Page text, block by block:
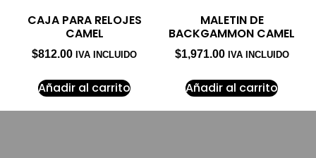
CAJA PARA RELOJES
CAMEL
$812.00 IVA INCLUIDO
Añadir al carrito
MALETIN DE
BACKGAMMON CAMEL
$1,971.00 IVA INCLUIDO
Añadir al carrito